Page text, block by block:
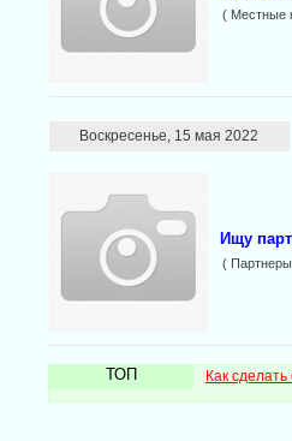
( Местные
Воскресенье, 15 мая 2022
Ищу
( Партнеры
ТОП Как